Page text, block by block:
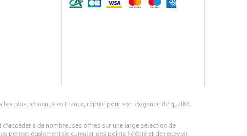
les plus reconnus en France, réputé pour son exigence de qualité,
à de nombreuses offres sur une large sélection de